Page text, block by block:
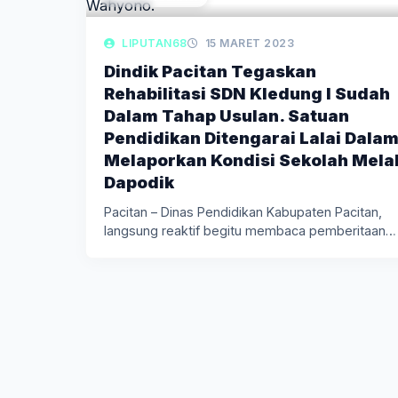
LIPUTAN68 15 MARET 2023
Dindik Pacitan Tegaskan
Rehabilitasi SDN Kledung I Sudah
Dalam Tahap Usulan. Satuan
Pendidikan Ditengarai Lalai Dalam
Melaporkan Kondisi Sekolah
Dapodik
Pacitan – Dinas Pendidikan Kabupaten Pacitan,
langsung reaktif begitu membaca pemberitaan